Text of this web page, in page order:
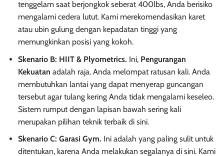
tenggelam saat berjongkok seberat 400lbs, Anda berisiko
mengalami cedera lutut. Kami merekomendasikan karet
atau ubin gulung dengan kepadatan tinggi yang
memungkinkan posisi yang kokoh.
Skenario B: HIIT & Plyometrics. Ini, Pengurangan
Kekuatan adalah raja. Anda melompat ratusan kali. Anda
membutuhkan lantai yang dapat menyerap guncangan
tersebut agar tulang kering Anda tidak mengalami keseleo.
Sistem rumput dengan lapisan bawah sering kali
merupakan pilihan teknik terbaik di sini.
Skenario C: Garasi Gym. Ini adalah yang paling sulit untuk
ditentukan, karena Anda melakukan segalanya di sini. Kami